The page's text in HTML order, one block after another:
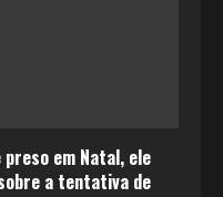
preso em Natal, ele
a tentativa de